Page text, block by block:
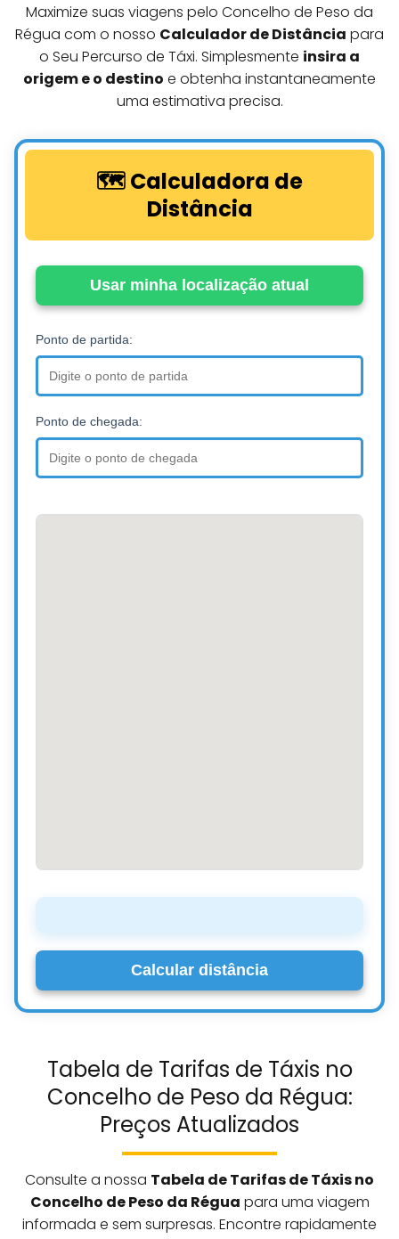
Maximize suas viagens pelo Concelho de Peso da
Régua com o nosso Calculador de Distância para
o Seu Percurso de Táxi. Simplesmente insira a
origem e o destino e obtenha instantaneamente
uma estimativa precisa.
🗺️ Calculadora de
Distância
Usar minha localização atual
Ponto de partida:
Ponto de chegada:
Calcular distância
Tabela de Tarifas de Táxis no
Concelho de Peso da Régua:
Preços Atualizados
Consulte a nossa Tabela de Tarifas de Táxis no
Concelho de Peso da Régua para uma viagem
informada e sem surpresas. Encontre rapidamente